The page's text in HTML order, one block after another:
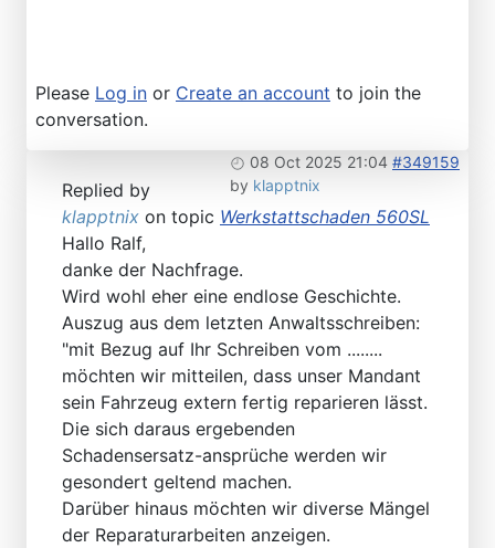
Please Log in or Create an account to join the
conversation.
08 Oct 2025 21:04 #349159
by klapptnix
Replied by
klapptnix on topic Werkstattschaden 560SL
Hallo Ralf,
danke der Nachfrage.
Wird wohl eher eine endlose Geschichte.
Auszug aus dem letzten Anwaltsschreiben:
"mit Bezug auf Ihr Schreiben vom ........
möchten wir mitteilen, dass unser Mandant
sein Fahrzeug extern fertig reparieren lässt.
Die sich daraus ergebenden
Schadensersatz-ansprüche werden wir
gesondert geltend machen.
Darüber hinaus möchten wir diverse Mängel
der Reparaturarbeiten anzeigen.